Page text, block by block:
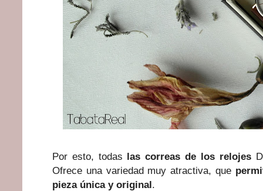
Por esto, todas las correas de los relojes
Ofrece una variedad muy atractiva, que
pieza única y original.